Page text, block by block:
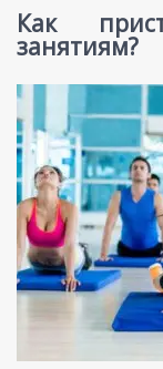
Как
занятиям?